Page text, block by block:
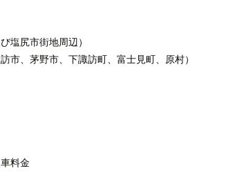
塩尻市街地周辺）
、茅野市、下諏訪町、富士見町、原村）
料金